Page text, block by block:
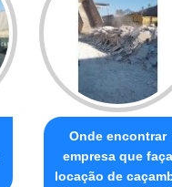
Onde encontrar
empresa que faça
locação de